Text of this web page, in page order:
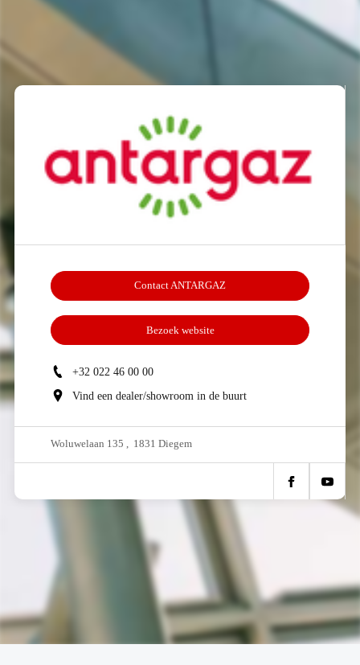
Contact ANTARGAZ
Bezoek website
+32 022 46 00 00
Vind een dealer/showroom in de buurt
Woluwelaan 135 , 1831 Diegem